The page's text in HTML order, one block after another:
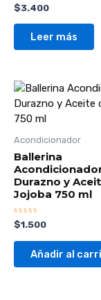
Valorado
con
0
$3.400
Leer más
Acondicionador
Ballerina
Durazno y
Jojoba 750 ml
Valorado
con
0
$1.500
Añadir al